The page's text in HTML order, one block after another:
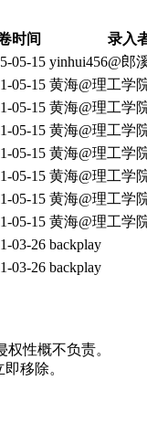
时间
录入
05-15 yinhui456@郎
05-15 黄海@理工学
05-15 黄海@理工学
05-15 黄海@理工学
05-15 黄海@理工学
05-15 黄海@理工学
05-15 黄海@理工学
05-15 黄海@理工学
03-26 backplay
03-26 backplay
性概不负责。
移除。